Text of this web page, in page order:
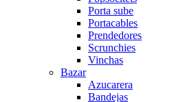
Porta sube
Portacables
Prendedores
Scrunchies
Vinchas
Bazar
Azucarera
Bandejas